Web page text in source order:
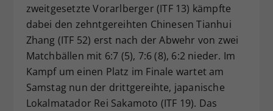
zweitgesetzte Vorarlberger (ITF 13) kämpfte
dabei den zehntgereihten Chinesen Tianhui
Zhang (ITF 52) erst nach der Abwehr von zwei
Matchbällen mit 6:7 (5), 7:6 (8), 6:2 nieder. Im
Kampf um einen Platz im Finale wartet am
Samstag nun der drittgereihte, japanische
Lokalmatador Rei Sakamoto (ITF 19). Das